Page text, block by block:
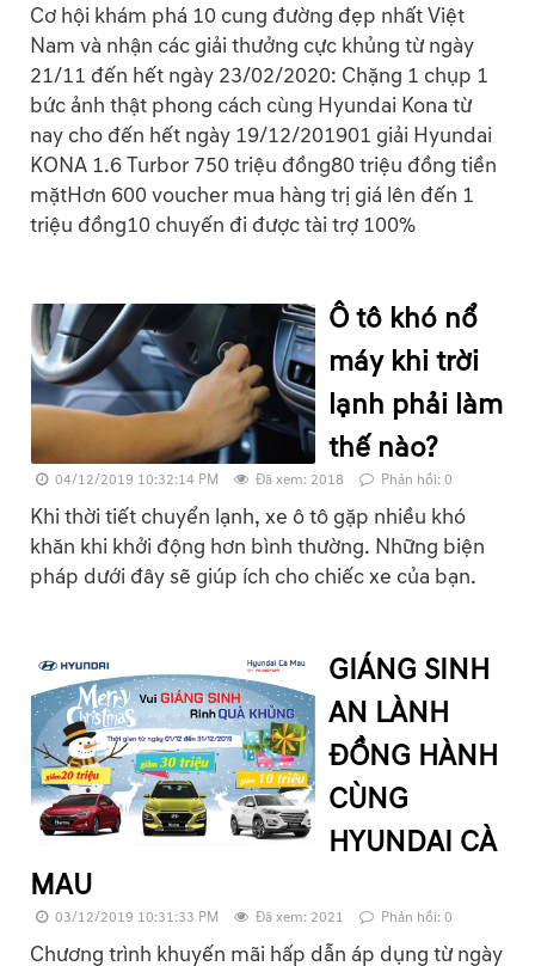
Cơ hội khám phá 10 cung đường đẹp nhất Việt
Nam và nhận các giải thưởng cực khủng từ ngày
21/11 đến hết ngày 23/02/2020: Chặng 1 chụp 1
bức ảnh thật phong cách cùng Hyundai Kona từ
nay cho đến hết ngày 19/12/201901 giải Hyundai
KONA 1.6 Turbor 750 triệu đồng80 triệu đồng tiền
mặtHơn 600 voucher mua hàng trị giá lên đến 1
triệu đồng10 chuyến đi được tài trợ 100%
Ô tô khó nổ
máy khi trời
lạnh phải làm
thế nào?
04/12/2019 10:32:14 PM Đã xem: 2018 Phản hồi: 0
Khi thời tiết chuyển lạnh, xe ô tô gặp nhiều khó
khăn khi khởi động hơn bình thường. Những biện
pháp dưới đây sẽ giúp ích cho chiếc xe của bạn.
GIÁNG SINH
AN LÀNH
ĐỒNG HÀNH
CÙNG
HYUNDAI CÀ
MAU
03/12/2019 10:31:33 PM Đã xem: 2021 Phản hồi: 0
Chương trình khuyến mãi hấp dẫn áp dụng từ ngày